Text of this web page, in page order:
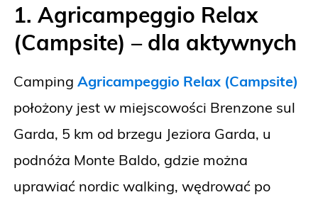
1. Agricampeggio Relax
(Campsite) – dla aktywnych
Camping Agricampeggio Relax (Campsite)
położony jest w miejscowości Brenzone sul
Garda, 5 km od brzegu Jeziora Garda, u
podnóża Monte Baldo, gdzie można
uprawiać nordic walking, wędrować po